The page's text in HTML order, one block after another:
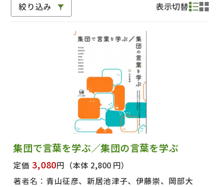
教師用参考書
絞り込み 表示切替
集団で言葉を学ぶ／集団の言葉を学ぶ
定価 3,080円 （本体 2,800 円）
著者名： 青山征彦、新居池津子、伊藤崇、岡部大